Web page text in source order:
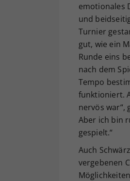
emotionales
und
Turnier
gut, wie ein
Runde eins
nach dem
Tempo
funktioniert.
nervös war“,
Aber ich bin
gespielt.“
Auch
vergebenen